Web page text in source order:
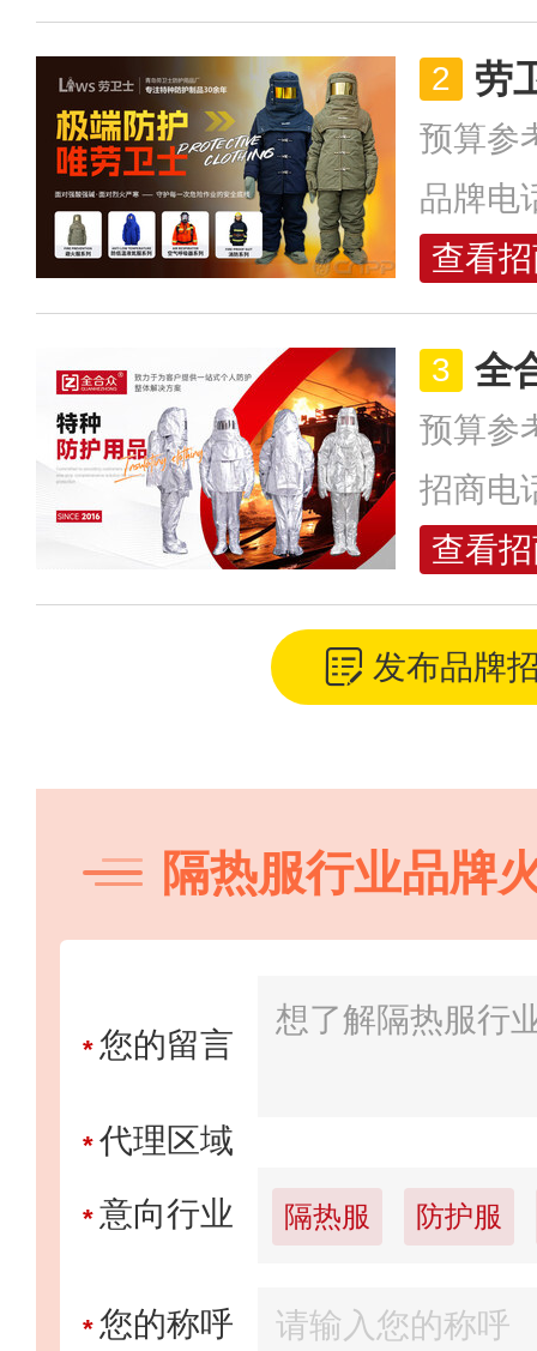
劳
预算参
品牌电
查看
全
预算参
招商电
查看
发布品牌
隔热服行业品牌
* 您的留言
* 代理区域
* 意向行业 隔热服 防护服
* 您的称呼
预算参考：￥
招商电话：
灏元体育
预算参考：￥
民兴电缆
预算参考：￥
招商电话：